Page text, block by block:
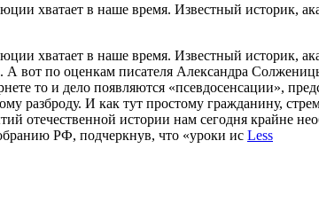
хватает в наше время. Известный историк,
хватает в наше время. Известный историк,
вот по оценкам писателя Александра
то и дело появляются «псевдосенсации»,
разброду. И как тут простому гражданину,
отечественной истории нам сегодня крайне
РФ, подчеркнув, что «уроки ис Less